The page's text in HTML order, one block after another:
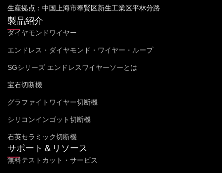
生産拠点：中国上海市奉賢区新生工業区平林分路
製品紹介
ダイヤモンドワイヤー
エンドレス・ダイヤモンド・ワイヤー・ループ
SGシリーズ エンドレスワイヤーソーとは
宝石切断機
グラファイトワイヤー切断機
シリコンインゴット切断機
石英セラミック切断機
サポート＆リソース
無料テストカット・サービス